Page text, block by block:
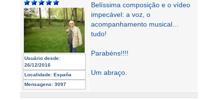
Usuário desde:
26/12/2016
Localidade: España
Mensagens: 3097
Belíssima composição e o vídeo
impecável: a voz, o
acompanhamento musical…
tudo!
Parabéns!!!!
Um abraço.